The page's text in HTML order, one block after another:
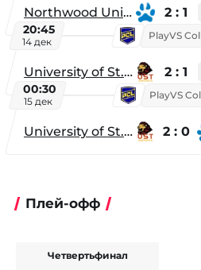
Northwood University 2 : 1
20:45
14 дек
University of St. Thomas 2 : 1
00:30
15 дек
University of St. Thomas 2 : 0
Плей-офф
Четвертьфинал